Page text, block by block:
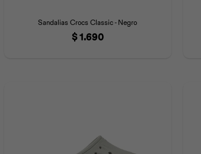
Sandalias Crocs Classic - Negro
$1.690